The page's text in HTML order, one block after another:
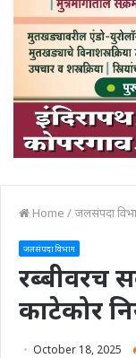
Home /जलसंपदा
जलसंपदा विभाग
रब्बीवरच
काटेकोर
October 18, 2025